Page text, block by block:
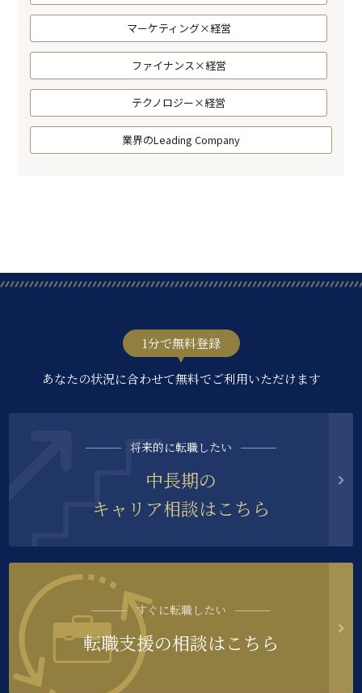
マーケティング×経営
ファイナンス×経営
テクノロジー×経営
業界のLeading Company
1分で無料登録
あなたの状況に合わせて無料でご利用いただけます
将来的に転職したい
中長期の
キャリア相談はこちら
すぐに転職したい
転職支援の相談はこちら